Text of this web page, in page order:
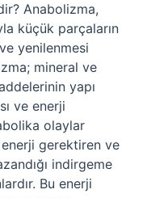
Anabolizma,
küçük parçaların
yenilenmesi
mineral ve
yapı
ve enerji
olaylar
gerektiren ve
indirgeme
Bu enerji